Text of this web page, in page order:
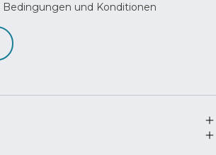
Bedingungen und Konditionen